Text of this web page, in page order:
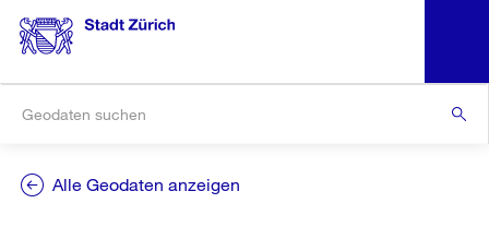
Alle Geodaten anzeigen